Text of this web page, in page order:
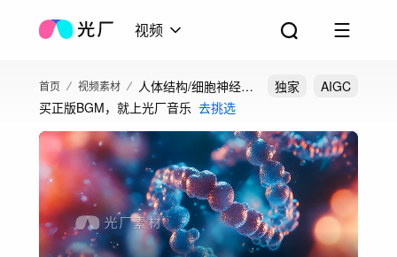
视频
首页 视频素材
人体结构/细胞神经元
DNA解剖/心脏实验
独家
AIGC
买正版BGM，就上光厂音乐 去挑选